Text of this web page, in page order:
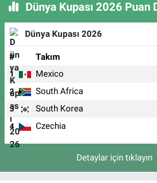
Dünya Kupası 2026 Puan
Dünya Kupası 2026
# Takım
1 Mexico
2 South Africa
3 South Korea
4 Czechia
Detaylar için tıklayın